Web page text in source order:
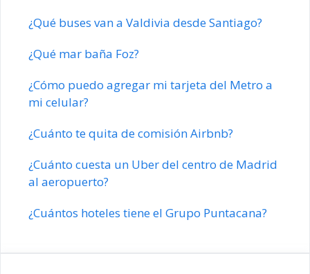
¿Qué buses van a Valdivia desde Santiago?
¿Qué mar baña Foz?
¿Cómo puedo agregar mi tarjeta del Metro a
mi celular?
¿Cuánto te quita de comisión Airbnb?
¿Cuánto cuesta un Uber del centro de Madrid
al aeropuerto?
¿Cuántos hoteles tiene el Grupo Puntacana?